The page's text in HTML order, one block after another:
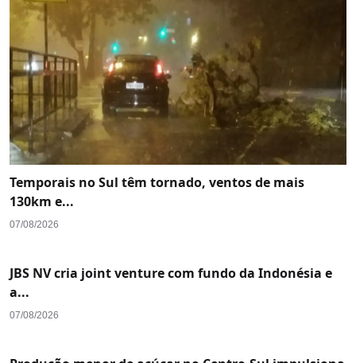
Temporais no Sul têm tornado, ventos de mais
130km e...
07/08/2026
JBS NV cria joint venture com fundo da Indonésia e
a...
07/08/2026